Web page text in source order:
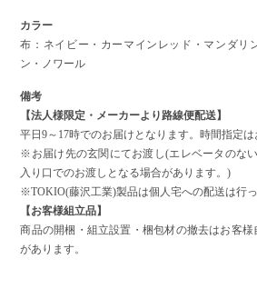
カラー
布：ネイビー・カーマインレッド・マンダリ
ン・ノワール
備考
【法人様限定・メーカーより路線便配送】
平日9～17時でのお届けとなります。時間指定は
※お届け先の玄関にてお渡し(エレベータのな
入り口でのお渡しとなる場合があります。)
※TOKIO(藤沢工業)製品は個人宅への配送は行っ
【お客様組立品】
商品の開梱・組立設置・梱包材の撤去はお客
があります。